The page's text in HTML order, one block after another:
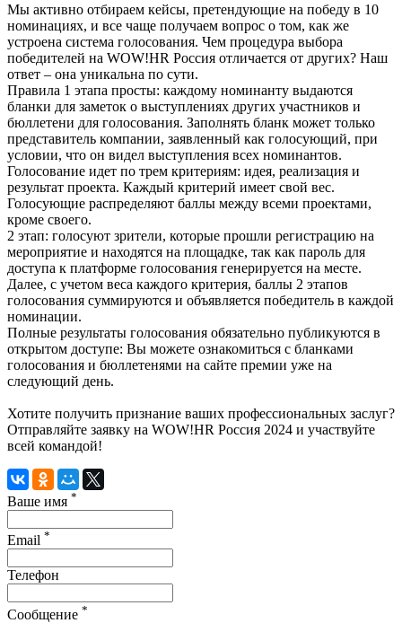
Мы активно отбираем кейсы, претендующие на победу в 10
номинациях, и все чаще получаем вопрос о том, как же
устроена система голосования. Чем процедура выбора
победителей на WOW!HR Россия отличается от других? Наш
ответ – она уникальна по сути.
Правила 1 этапа просты: каждому номинанту выдаются
бланки для заметок о выступлениях других участников и
бюллетени для голосования. Заполнять бланк может только
представитель компании, заявленный как голосующий, при
условии, что он видел выступления всех номинантов.
Голосование идет по трем критериям: идея, реализация и
результат проекта. Каждый критерий имеет свой вес.
Голосующие распределяют баллы между всеми проектами,
кроме своего.
2 этап: голосуют зрители, которые прошли регистрацию на
мероприятие и находятся на площадке, так как пароль для
доступа к платформе голосования генерируется на месте.
Далее, с учетом веса каждого критерия, баллы 2 этапов
голосования суммируются и объявляется победитель в каждой
номинации.
Полные результаты голосования обязательно публикуются в
открытом доступе: Вы можете ознакомиться с бланками
голосования и бюллетенями на сайте премии уже на
следующий день.
Хотите получить признание ваших профессиональных заслуг?
Отправляйте заявку на WOW!HR Россия 2024 и участвуйте
всей командой!
Ваше имя *
Email *
Телефон
Сообщение *